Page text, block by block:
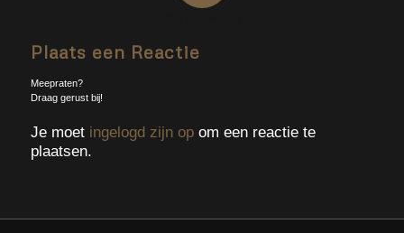
Plaats een Reactie
Meepraten?
Draag gerust bij!
Je moet ingelogd zijn opom een reactie te
plaatsen.